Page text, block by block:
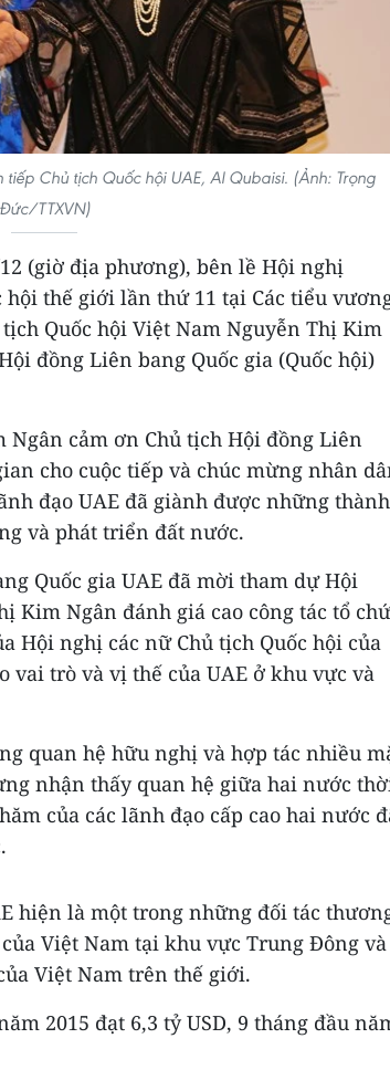
Chủ tịch Quốc hội UAE, Al Qubaisi. (Ảnh: Trọng
Đức/TTXVN)
(giờ địa phương), bên lề Hội nghị
thế giới lần thứ 11 tại Các tiểu
Quốc hội Việt Nam Nguyễn Thị Kim
đồng Liên bang Quốc gia (Quốc hội)
Ngân cảm ơn Chủ tịch Hội đồng Liên
cho cuộc tiếp và chúc mừng nhân
đạo UAE đã giành được những thành
và phát triển đất nước.
Quốc gia UAE đã mời tham dự Hội
Kim Ngân đánh giá cao công tác tổ
Hội nghị các nữ Chủ tịch Quốc hội của
vai trò và vị thế của UAE ở khu vực và
quan hệ hữu nghị và hợp tác nhiều
nhận thấy quan hệ giữa hai nước
của các lãnh đạo cấp cao hai nước
hiện là một trong những đối tác
Việt Nam tại khu vực Trung Đông và
Việt Nam trên thế giới.
2015 đạt 6,3 tỷ USD, 9 tháng đầu